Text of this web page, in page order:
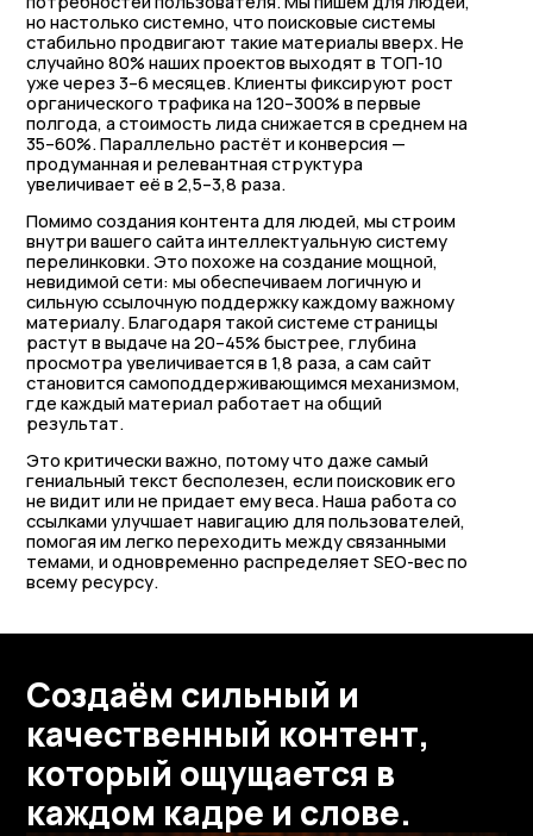
но настолько системно, что поисковые системы
стабильно продвигают такие материалы вверх. Не
случайно 80% наших проектов выходят в ТОП-10
уже через 3–6 месяцев. Клиенты фиксируют рост
органического трафика на 120–300% в первые
полгода, а стоимость лида снижается в среднем на
35–60%. Параллельно растёт и конверсия —
продуманная и релевантная структура
увеличивает её в 2,5–3,8 раза.
Помимо создания контента для людей, мы строим
внутри вашего сайта интеллектуальную систему
перелинковки. Это похоже на создание мощной,
невидимой сети: мы обеспечиваем логичную и
сильную ссылочную поддержку каждому важному
материалу. Благодаря такой системе страницы
растут в выдаче на 20–45% быстрее, глубина
просмотра увеличивается в 1,8 раза, а сам сайт
становится самоподдерживающимся механизмом,
где каждый материал работает на общий
результат.
Это критически важно, потому что даже самый
гениальный текст бесполезен, если поисковик его
не видит или не придает ему веса. Наша работа со
ссылками улучшает навигацию для пользователей,
помогая им легко переходить между связанными
темами, и одновременно распределяет SEO-вес по
всему ресурсу.
Создаём сильный и
качественный контент,
который ощущается в
каждом кадре и слове.